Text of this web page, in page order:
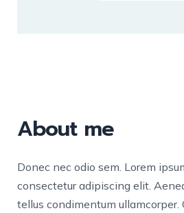
About me
Donec nec odio sem. Lorem
consectetur adipiscing elit.
tellus condimentum ullamcorper.